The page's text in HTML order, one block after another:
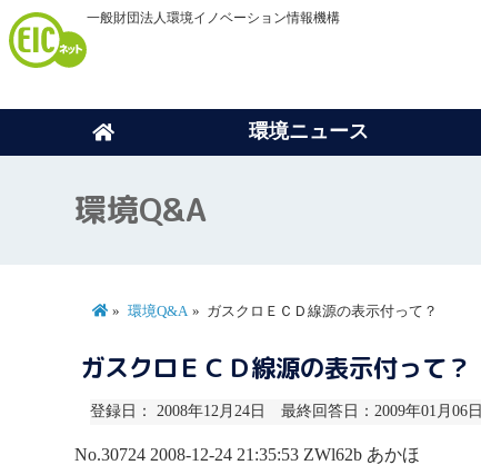
一般財団法人環境イノベーション情報機構
環境ニュース
環境Q&A
環境Q&A ガスクロＥＣＤ線源の表示付って？
ガスクロＥＣＤ線源の表示付って？
登録日： 2008年12月24日 最終回答日：2009年01月06日
No.30724 2008-12-24 21:35:53 ZWl62b あかほ